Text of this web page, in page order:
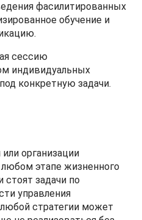
фасилитированных
обучение и
сессию
индивидуальных
конкретную задачи.
организации
этапе жизненного
стоят задачи по
управления
стратегии может